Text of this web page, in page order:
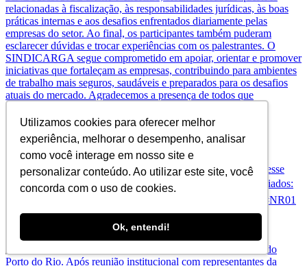
Utilizamos cookies para oferecer melhor
experiência, melhorar o desempenho, analisar
como você interage em nosso site e
personalizar conteúdo. Ao utilizar este site, você
concorda com o uso de cookies.
Ok, entendi!
Amanhã é o dia. Se você trabalha com RH, Seguran
A Operação Mare Liberum não comprometeu a operação